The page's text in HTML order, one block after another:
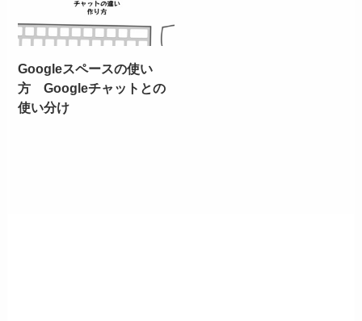
Googleスペースの使い
方 Googleチャットとの
使い分け